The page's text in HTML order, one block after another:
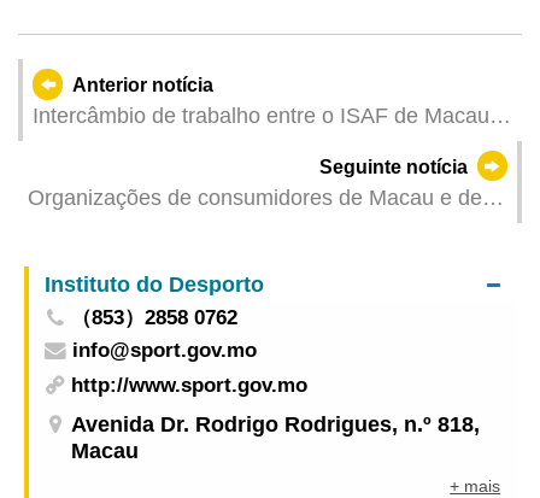
Anterior notícia
Intercâmbio de trabalho entre o ISAF de Macau e
Província de Guangdong e do Município de
Guangzhou para estudar a indústria de
comunitários na Província de Guangdong
Seguinte notícia
Organizações de consumidores de Macau e de
arbitragem transfronteiriça
Instituto do Desporto
（853）2858 0762
info@sport.gov.mo
http://www.sport.gov.mo
Avenida Dr. Rodrigo Rodrigues, n.º 818,
Macau
+ mais